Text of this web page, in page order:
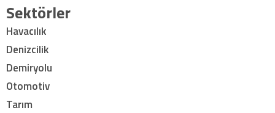
Sektörler
Havacılık
Denizcilik
Demiryolu
Otomotiv
Tarım